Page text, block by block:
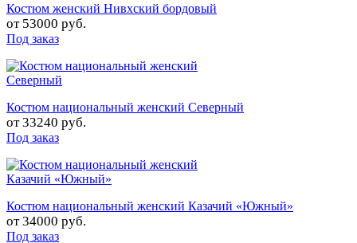
Костюм женский Нивхский бордовый
от 53000 руб.
Под заказ
Костюм национальный женский Северный
от33240 руб.
Под заказ
Костюм национальный женский Казачий «Южный»
от34000 руб.
Под заказ